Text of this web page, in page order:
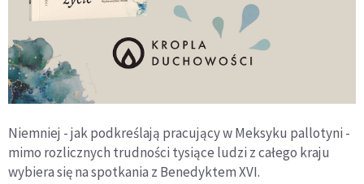
Niemniej - jak podkreślają pracujący w Meksyku pallotyni -
mimo rozlicznych trudności tysiące ludzi z całego kraju
wybiera się na spotkania z Benedyktem XVI.